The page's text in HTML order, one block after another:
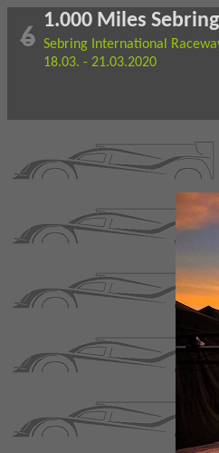
6
1.000 Miles Sebring
Sebring International
18.03. - 21.03.2020